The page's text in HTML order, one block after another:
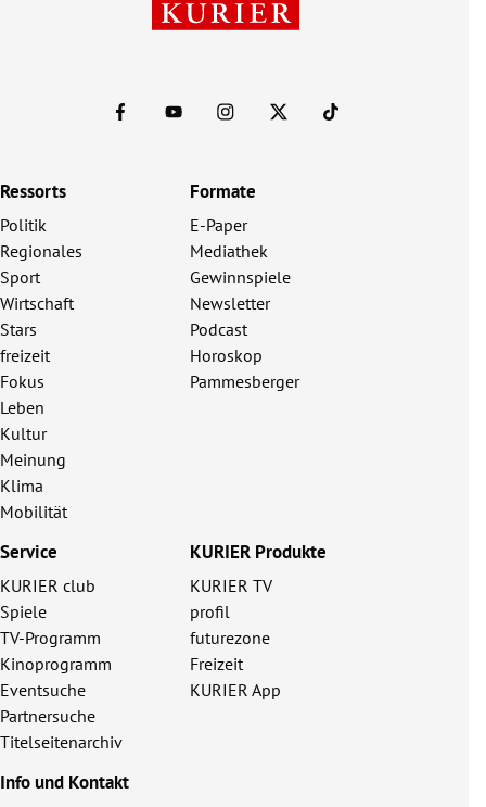
Ressorts
Politik
Regionales
Sport
Wirtschaft
Stars
freizeit
Fokus
Leben
Kultur
Meinung
Klima
Mobilität
Formate
E-Paper
Mediathek
Gewinnspiele
Newsletter
Podcast
Horoskop
Pammesberger
Service
KURIER club
Spiele
TV-Programm
Kinoprogramm
Eventsuche
Partnersuche
Titelseitenarchiv
KURIER Produkte
KURIER TV
profil
futurezone
Freizeit
KURIER App
Info und Kontakt